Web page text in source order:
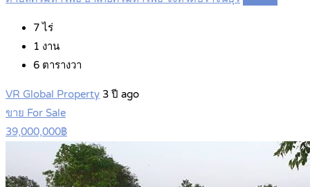
7ไร่
1 งาน
6 ตารางวา
VR Global Property 3 ปี ago
ขาย For Sale
39,000,000฿